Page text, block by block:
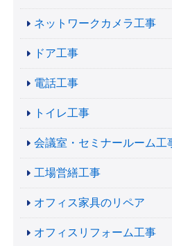
ネットワークカメラ工事
ドア工事
電話工事
トイレ工事
会議室・セミナールーム工
工場営繕工事
オフィス家具のリペア
オフィスリフォーム工事